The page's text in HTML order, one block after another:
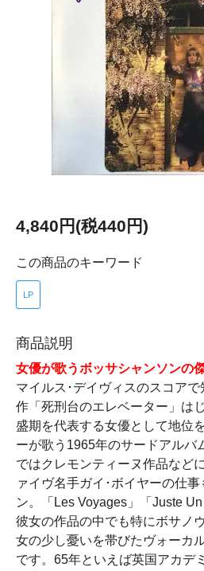
4,840円(税440円)
この商品のキーワード
LP
商品説明
女優が歌うボッサシャンソンの
マイルス･デイヴィスのスコア
作「死刑台のエレベーター」は
盛期を代表する女優として地位
ーが歌う1965年のサードアルバ
ではクレモンティーヌ作品など
ァイヴ名手ガイ･ボイヤーの仕
ン。「Les Voyages」「Juste
彼女の作品の中でも特にボサノ
女の少し憂いを帯びたヴォーカ
です。65年といえば英国アカデ